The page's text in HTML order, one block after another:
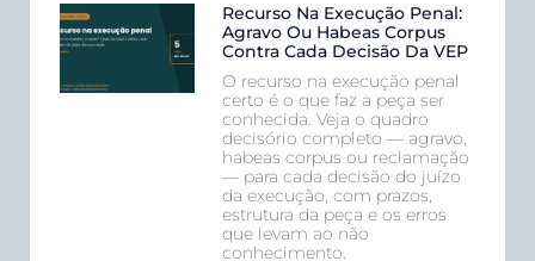
Recurso Na Execução Penal:
Agravo Ou Habeas Corpus
Contra Cada Decisão Da VEP
O recurso na execução penal
certo é o que faz a peça ser
conhecida. Veja o quadro
decisório completo — agravo,
habeas corpus ou reclamação
— para cada decisão do juízo
da execução, com prazos,
estrutura da peça e os erros
que levam ao não
conhecimento.